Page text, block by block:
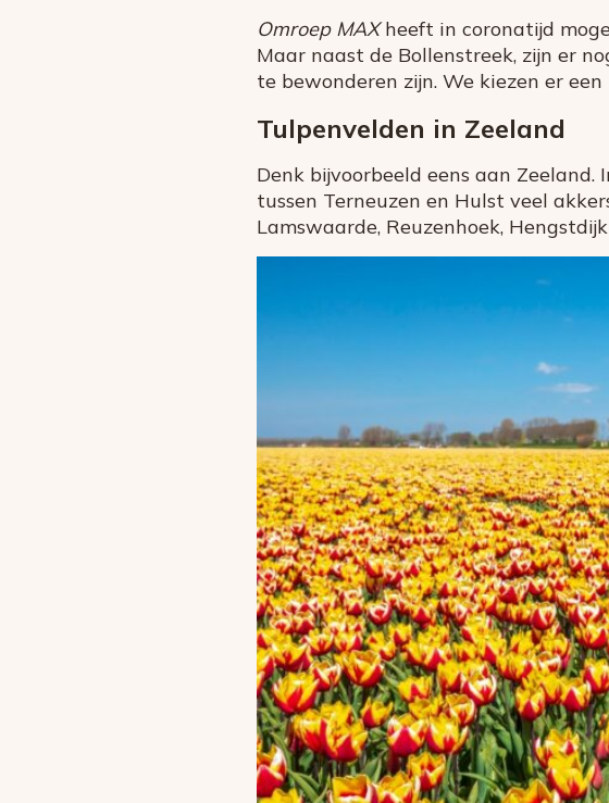
Omroep MAXheeft in coronatijd
Maar naast de Bollenstreek, zijn er
te bewonderen zijn. We kiezen er
Tulpenvelden in Zeeland
Denk bijvoorbeeld eens aan
tussen Terneuzen en Hulst veel
Lamswaarde, Reuzenhoek,